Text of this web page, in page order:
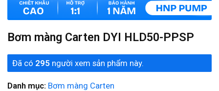
Bơm màng Carten DYI HLD50-PPSP
Đã có 295 người xem sản phẩm này.
Danh mục: Bơm màng Carten